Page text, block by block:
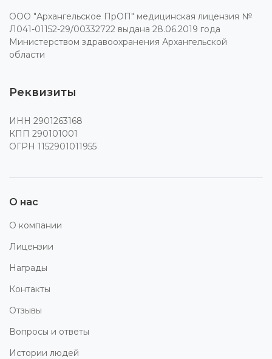
ООО "Архангельское ПрОП" медицинская лицензия №
Л041-01152-29/00332722 выдана 28.06.2019 года
Министерством здравоохранения Архангельской
области
Реквизиты
ИНН 2901263168
КПП 290101001
ОГРН 1152901011955
О нас
О компании
Лицензии
Награды
Контакты
Отзывы
Вопросы и ответы
Истории людей